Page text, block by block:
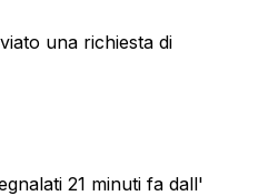
una richiesta di
21 minuti fa dall'